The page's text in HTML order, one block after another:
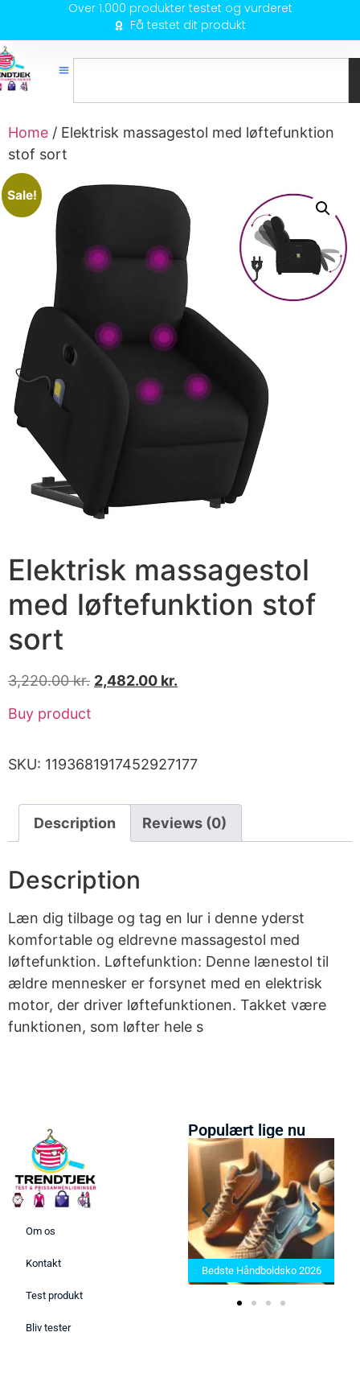
Over 1.000 produkter testet og vurderet
Få testet dit produkt
Home / Elektrisk massagestol med løftefunktion
stof sort
Sale!
Elektrisk massagestol
med løftefunktion stof
sort
3,220.00kr. 2,482.00 kr.
Buy product
SKU: 1193681917452927177
Description Reviews (0)
Description
Læn dig tilbage og tag en lur i denne yderst
komfortable og eldrevne massagestol med
løftefunktion. Løftefunktion: Denne lænestol til
ældre mennesker er forsynet med en elektrisk
motor, der driver løftefunktionen. Takket være
funktionen, som løfter hele s
Om os
Kontakt
Test produkt
Bliv tester
Populært lige nu
Bedste Saunatæppe 2025 –
Find de bedste produkter her!
Bedste Håndboldsko 2026